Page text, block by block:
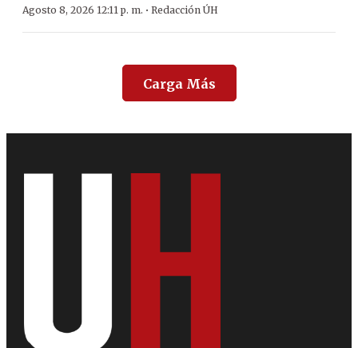
Agosto 8, 2026 12:11 p. m. · Redacción ÚH
Carga Más